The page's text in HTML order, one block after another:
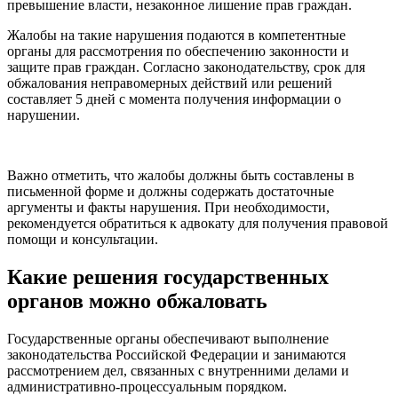
превышение власти, незаконное лишение прав граждан.
Жалобы на такие нарушения подаются в компетентные
органы для рассмотрения по обеспечению законности и
защите прав граждан. Согласно законодательству, срок для
обжалования неправомерных действий или решений
составляет 5 дней с момента получения информации о
нарушении.
Важно отметить, что жалобы должны быть составлены в
письменной форме и должны содержать достаточные
аргументы и факты нарушения. При необходимости,
рекомендуется обратиться к адвокату для получения правовой
помощи и консультации.
Какие решения государственных
органов можно обжаловать
Государственные органы обеспечивают выполнение
законодательства Российской Федерации и занимаются
рассмотрением дел, связанных с внутренними делами и
административно-процессуальным порядком.